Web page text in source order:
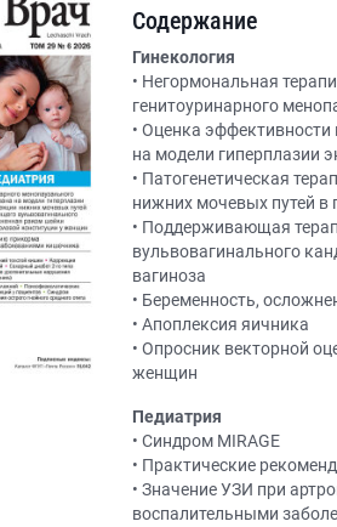
Содержание
Гинекология
• Негормональная
генитоуринарного
• Оценка
на модели гиперплазии
• Патогенетическая
нижних мочевых путей в
• Поддерживающая
вульвовагинального
вагиноза
• Беременность,
• Апоплексия яичника
• Опросник векторной
женщин
Педиатрия
• Синдром MIRAGE
• Практические
• Значение УЗИ при
воспалительными